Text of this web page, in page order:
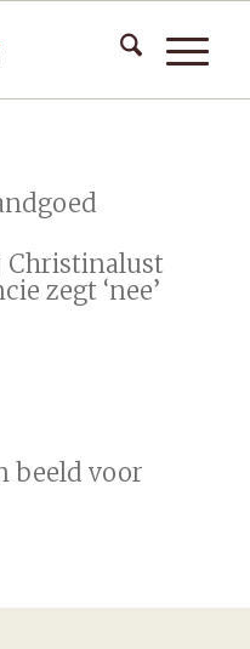
Christinalust
zegt ‘nee’
beeld voor